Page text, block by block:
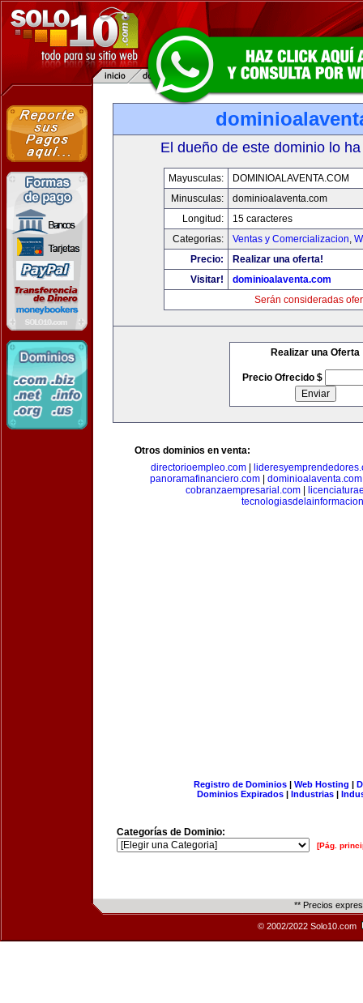
El dueño de este dominio lo
Mayusculas:
DOMINIOALAVENTA.COM
Minusculas:
dominioalaventa.com
Longitud:
15 caracteres
Categorias:
Ventas y Comercializacion,
Precio:
Realizar una oferta!
Visitar!
dominioalaventa.com
Serán consideradas
Realizar una Oferta
Precio Ofrecido $
Otros dominios en venta:
directorioempleo.com
panoramafinanciero.com
dominioalaventa.com
cobranzaempresarial.com
Registro de Dominios| Web Hosting |
Dominios Expirados | Industrias |
Categorías de Dominio:
[Pág.
** Precios
© 2002/2022 Solo10.com